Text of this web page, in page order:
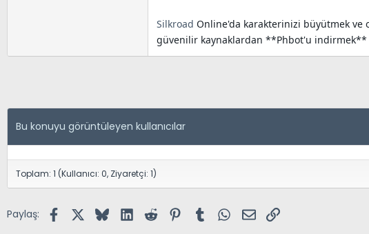
Silkroad Online'da karakterinizi büyütmek ve
güvenilir kaynaklardan **Phbot'u indirmek**
Bu konuyu görüntüleyen kullanıcılar
Toplam: 1 (Kullanıcı: 0, Ziyaretçi: 1)
Paylaş: FacebookX (Twitter)
BlueskyLinkedIn
Reddit PinterestTumblr WhatsApp
E-postaLink